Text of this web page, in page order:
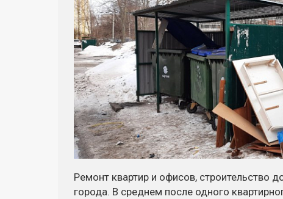
Ремонт квартир и офисов,
города. В среднем после одного